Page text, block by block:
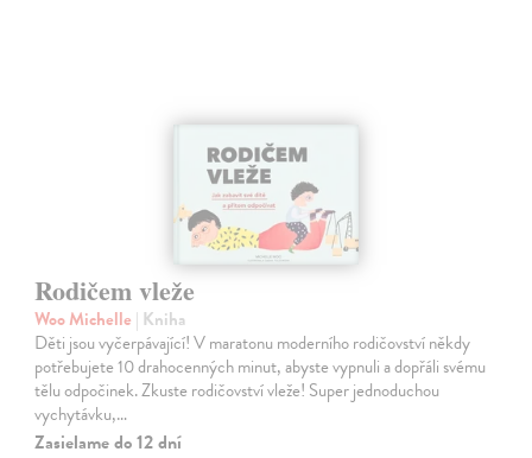
Rodičem vleže
Woo Michelle | Kniha
Děti jsou vyčerpávající! V maratonu moderního rodičovství někdy
potřebujete 10 drahocenných minut, abyste vypnuli a dopřáli svému
tělu odpočinek. Zkuste rodičovství vleže! Super jednoduchou
vychytávku,…
Zasielame do 12 dní